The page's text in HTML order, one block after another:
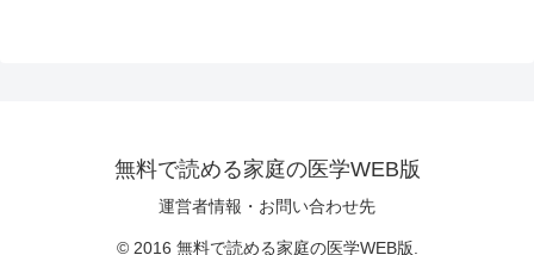
無料で読める家庭の医学WEB版
運営者情報・お問い合わせ先
© 2016 無料で読める家庭の医学WEB版.